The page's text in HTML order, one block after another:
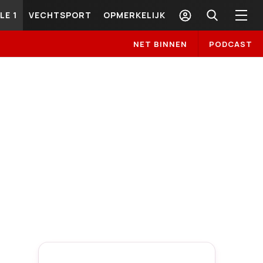
1 VECHTSPORT OPMERKELIJK
NET BINNEN PODCAST